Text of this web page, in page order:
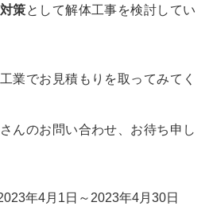
策として解体工事を検討してい
業でお見積もりを取ってみてく
んのお問い合わせ、お待ち申し
年4月1日～2023年4月30日